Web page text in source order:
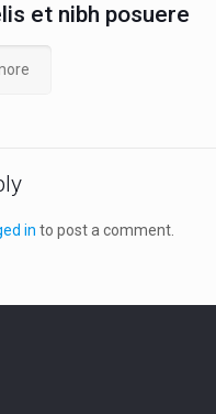
et nibh posuere
in to post a comment.